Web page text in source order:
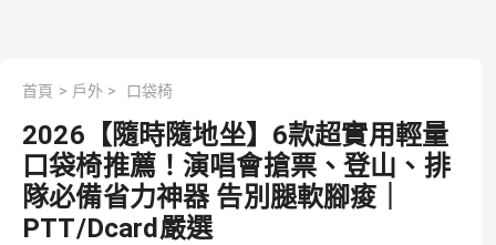
首頁 > 戶外 > 口袋椅
2026【隨時隨地坐】6款超實用輕量
口袋椅推薦！演唱會搶票、登山、排
隊必備省力神器 告別腿軟腳痠｜
PTT/Dcard嚴選